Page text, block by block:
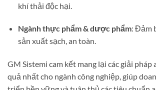
khí thải độc hại.
Ngành thực phẩm & dược phẩm: Đảm
sản xuất sạch, an toàn.
GM Sistemi cam kết mang lại các giải pháp
quả nhất cho ngành công nghiệp, giúp